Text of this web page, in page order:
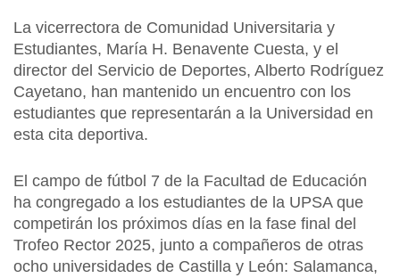
La vicerrectora de Comunidad Universitaria y
Estudiantes, María H. Benavente Cuesta, y el
director del Servicio de Deportes, Alberto Rodríguez
Cayetano, han mantenido un encuentro con los
estudiantes que representarán a la Universidad en
esta cita deportiva.
El campo de fútbol 7 de la Facultad de Educación
ha congregado a los estudiantes de la UPSA que
competirán los próximos días en la fase final del
Trofeo Rector 2025, junto a compañeros de otras
ocho universidades de Castilla y León: Salamanca,